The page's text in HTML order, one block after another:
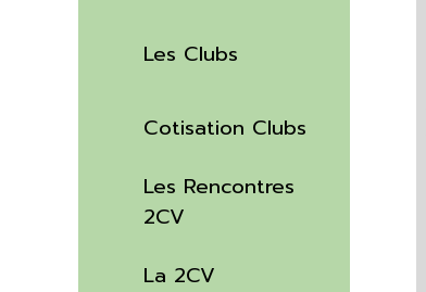
Les Clubs
Cotisation Clubs
Les Rencontres
2CV
La 2CV